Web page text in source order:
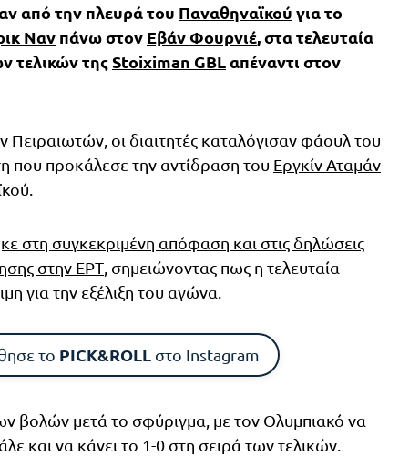
από την πλευρά του Παναθηναϊκού για το
Ναν πάνω στον Εβάν Φουρνιέ, στα τελευταία
τελικών τηςStoiximan GBLαπέναντι στον
οι διαιτητές καταλόγισαν φάουλ του
που προκάλεσε την αντίδραση του Εργκίν Αταμάν
στη συγκεκριμένη απόφαση και στις δηλώσεις
στην ΕΡΤ, σημειώνοντας πως η τελευταία
για την εξέλιξη του αγώνα.
το PICK&ROLL στο Instagram
βολών μετά το σφύριγμα, με τον Ολυμπιακό να
και να κάνει το 1-0 στη σειρά των τελικών.